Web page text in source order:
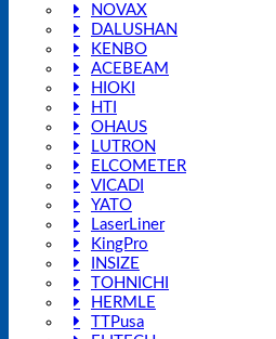
NOVAX
DALUSHAN
KENBO
ACEBEAM
HIOKI
HTI
OHAUS
LUTRON
ELCOMETER
VICADI
YATO
LaserLiner
KingPro
INSIZE
TOHNICHI
HERMLE
TTPusa